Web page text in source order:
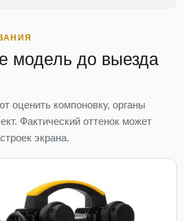
модель до выезда
оценить компоновку, органы
Фактический оттенок может
экрана.